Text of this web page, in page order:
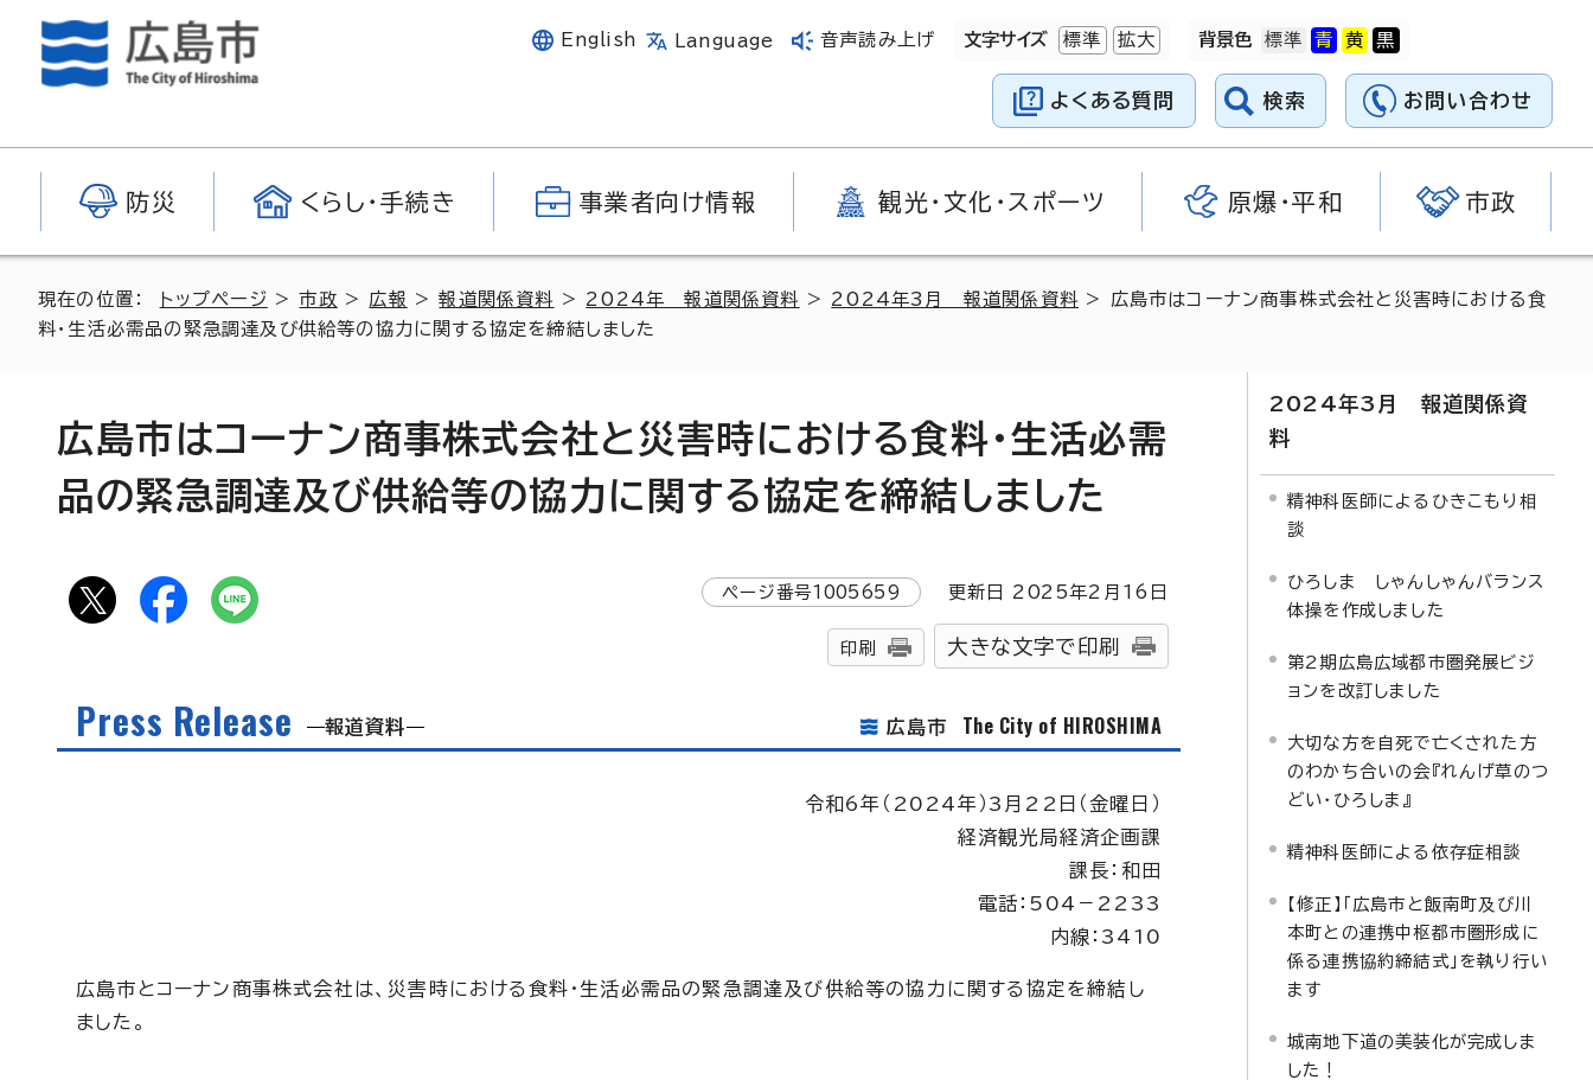
English Language 音声読み上げ 文字サイズ 標準 拡大 背景色
よくある質問 検索 お問い合わせ
防災 くらし・手続き 事業者向け情報 観光・文化・スポーツ 原爆・平和 市政
現在の位置： トップページ >市政 > 広報 >報道関係資料 > 2024年 報道関係資料 > 2024年3月 報道関係資料 > 広島市はコーナン商事株式会社と災害時における食
料・生活必需品の緊急調達及び供給等の協力に関する協定を締結しました
広島市はコーナン商事株式会社と災害時における食料・生活必需
品の緊急調達及び供給等の協力に関する協定を締結しました
ページ番号1005659 更新日 2025年2月 16 日
印刷 大きな文字で印刷
Press Release 報道資料 広島市 The City of HIROSHIMA
令和6年（2024年）3月22日（金曜日）
経済観光局経済企画課
課長：和田
電話：504－2233
内線：3410
広島市とコーナン商事株式会社は、災害時における食料・生活必需品の緊急調達及び供給等の協力に関する協定を締結し
ました。
2024年3月 報道関係資
料
精神科医師によるひきこもり相
談
ひろしま しゃんしゃんバランス
体操を作成しました
第2期広島広域都市圏発展ビジ
ョンを改訂しました
大切な方を自死で亡くされた方
のわかち合いの会『れんげ草のつ
どい・ひろしま』
精神科医師による依存症相談
【修正】「広島市と飯南町及び川
本町との連携中枢都市圏形成に
係る連携協約締結式」を執り行い
ます
城南地下道の美装化が完成しま
した！